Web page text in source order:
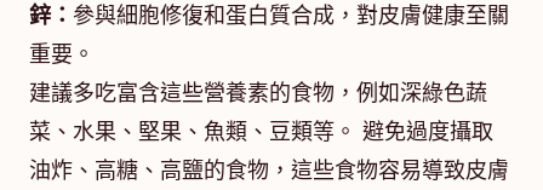
鋅： 參與細胞修復和蛋白質合成，對皮膚健康至關
重要。
建議多吃富含這些營養素的食物，例如深綠色蔬
菜、水果、堅果、魚類、豆類等。 避免過度攝取
油炸、高糖、高鹽的食物，這些食物容易導致皮膚